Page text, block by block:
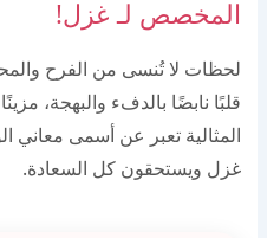
المخصص لـ غزل!
لحظات لا تُنسى من الفرح
قلبًا نابضًا بالدفء والبهجة،
المثالية تعبر عن أسمى معاني
غزل ويستحقون كل السعادة.